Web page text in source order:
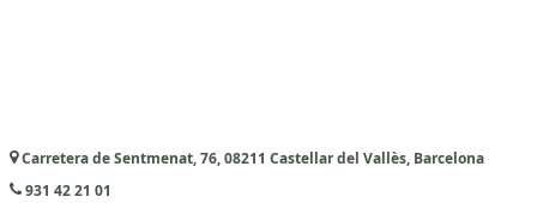
Carretera de Sentmenat, 76, 08211 Castellar del Vallès, Barcelona
931 42 21 01